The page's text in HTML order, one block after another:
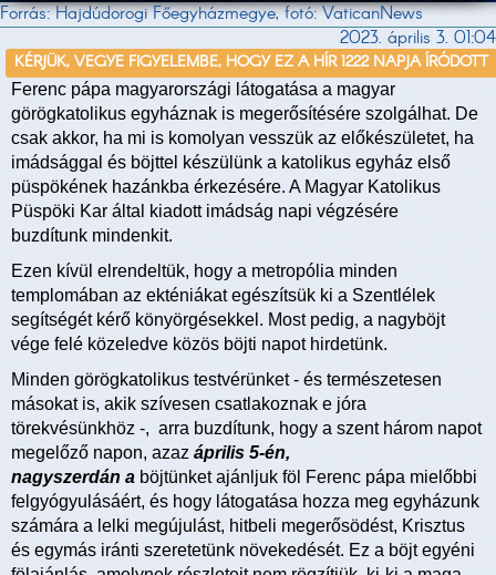
Forrás: Hajdúdorogi Főegyházmegye, fotó: VaticanNews
2023. április 3. 01:04
KÉRJÜK, VEGYE FIGYELEMBE, HOGY EZ A HÍR 1222 NAPJA ÍRÓDOTT
Ferenc pápa magyarországi látogatása a magyar
görögkatolikus egyháznak is megerősítésére szolgálhat. De
csak akkor, ha mi is komolyan vesszük az előkészületet, ha
imádsággal és böjttel készülünk a katolikus egyház első
püspökének hazánkba érkezésére. A Magyar Katolikus
Püspöki Kar által kiadott imádság napi végzésére
buzdítunk mindenkit.
Ezen kívül elrendeltük, hogy a metropólia minden
templomában az ekténiákat egészítsük ki a Szentlélek
segítségét kérő könyörgésekkel. Most pedig, a nagyböjt
vége felé közeledve közös böjti napot hirdetünk.
Minden görögkatolikus testvérünket - és természetesen
másokat is, akik szívesen csatlakoznak e jóra
törekvésünkhöz -, arra buzdítunk, hogy a szent három napot
megelőző napon, azaz április 5-én,
nagyszerdán a böjtünket ajánljuk föl Ferenc pápa mielőbbi
felgyógyulásáért, és hogy látogatása hozza meg egyházunk
számára a lelki megújulást, hitbeli megerősödést, Krisztus
és egymás iránti szeretetünk növekedését. Ez a böjt egyéni